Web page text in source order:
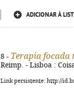
ADICIONAR À
8 - Terapia focada
Reimp. - Lisboa :
Link persistente: http://